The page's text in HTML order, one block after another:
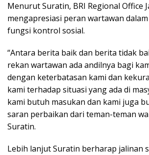
Menurut Suratin, BRI Regional Office
mengapresiasi peran wartawan
fungsi kontrol sosial.
“Antara berita baik dan berita tidak
rekan wartawan ada andilnya bagi
dengan keterbatasan kami dan
kami terhadap situasi yang ada di
kami butuh masukan dan kami juga
saran perbaikan dari teman-teman
Suratin.
Lebih lanjut Suratin berharap jalinan